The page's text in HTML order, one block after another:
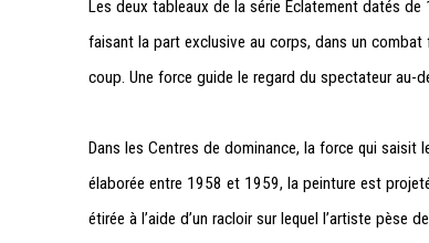
Les deux tableaux de la série Eclatement datés de
faisant la part exclusive au corps, dans un
coup. Une force guide le regard du spectateur au-
Dans les Centres de dominance, la force qui saisit
élaborée entre 1958 et 1959, la peinture est
étirée à l’aide d’un racloir sur lequel l’artiste pèse